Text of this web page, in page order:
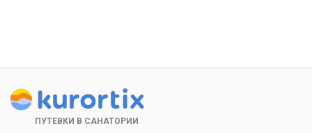
ПУТЕВКИ В САНАТОРИИ